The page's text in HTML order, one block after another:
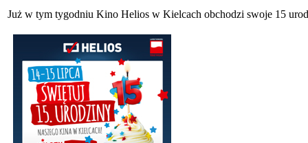
Już w tym tygodniu Kino Helios w Kielcach obchodzi swoje 15